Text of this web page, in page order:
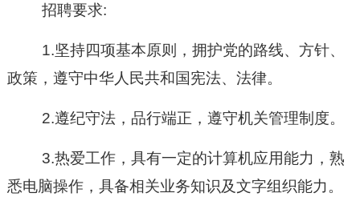
招聘要求:
1.坚持四项基本原则，拥护党的路线、方针、
政策，遵守中华人民共和国宪法、法律。
2.遵纪守法，品行端正 ， 遵守机关管理制度。
3.热爱工作，具有一定的计算机应用能力，熟
悉电脑操作， 具备相关业务知识及文字组织能力。